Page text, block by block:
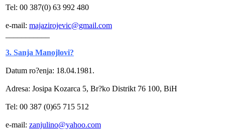
Tel: 00 387(0) 63 992 480
e-mail: majazirojevic@gmail.com
3. Sanja Manojlovi?
Datum ro?enja: 18.04.1981.
Adresa: Josipa Kozarca 5, Br?ko Distrikt 76 100, BiH
Tel: 00 387 (0)65 715 512
e-mail: zanjulino@yahoo.com